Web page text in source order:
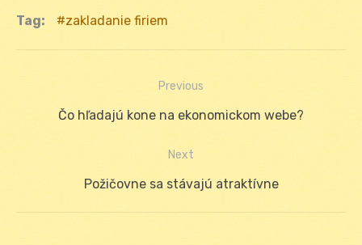
Tag: zakladanie firiem
Navigácia
Previous
Previous
Čo hľadajú kone na ekonomickom webe?
Next
Next
Požičovne sa stávajú atraktívne